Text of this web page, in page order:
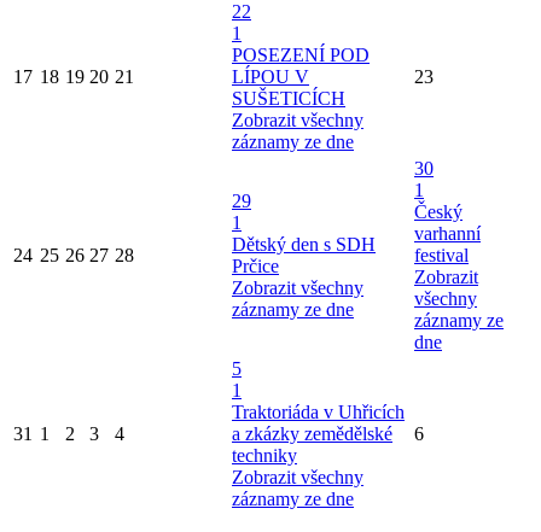
17 18 19 20 21
22
1
POSEZENÍ POD
LÍPOU V
SUŠETICÍCH
Zobrazit všechny
záznamy ze dne
23
24 25 26 27 28
29
1
Dětský den s SDH
Prčice
Zobrazit všechny
záznamy ze dne
30
1
Český
varhanní
festival
Zobrazit
všechny
záznamy ze
dne
31 1 2 3 4
5
1
Traktoriáda v Uhřicích
a zkázky zemědělské
techniky
Zobrazit všechny
záznamy ze dne
6